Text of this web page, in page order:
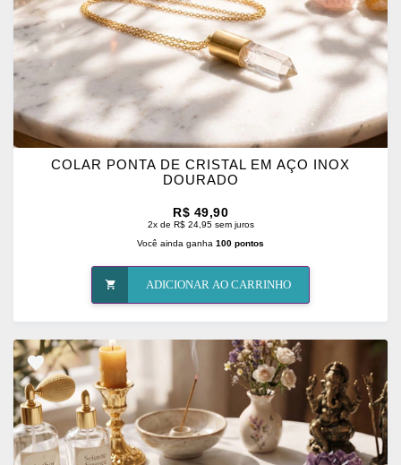
COLAR PONTA DE CRISTAL EM AÇO INOX
DOURADO
R$ 49,90
2x de R$ 24,95 sem juros
Você ainda ganha 100 pontos
ADICIONAR AO CARRINHO
ADICIONAR
OS
FAVORITOS